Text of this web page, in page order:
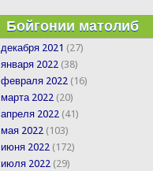
Бойгонии матолиб
декабря 2021 (27)
января 2022 (38)
февраля 2022 (16)
марта 2022 (20)
апреля 2022 (41)
мая 2022 (103)
июня 2022 (172)
июля 2022 (29)